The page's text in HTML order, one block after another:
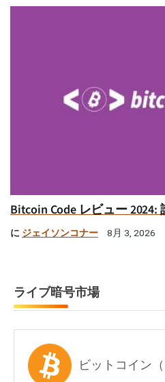
Bitcoin Code レビュー 2024:
に ジェイソンコナー 8月 3, 2026
ライブ暗号市場
ビットコイン（